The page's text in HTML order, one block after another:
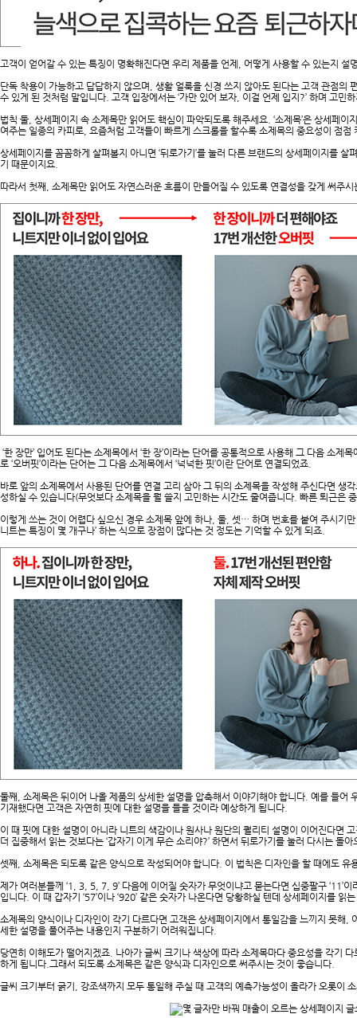
고객이 얻어갈 수 있는 특징이 명확해진다면 우리 제품을 언제, 어떻게 사용할 수 있는지 설
단독 착용이 가능하고 답답하지 않으며, 생활 얼룩을 신경 쓰지 않아도 된다는 고객 관점의
수 있게 된 것처럼 말입니다. 고객 입장에서는 ‘가만 있어 보자, 이걸 언제 입지?’ 하며 고민
법칙 둘, 상세페이지 속 소제목만 읽어도 핵심이 파악되도록 해주세요. ‘소제목’은 상세페
여주는 일종의 카피로, 요즘처럼 고객들이 빠르게 스크롤을 할수록 소제목의 중요성이 점점
상세페이지를 꼼꼼하게 살펴볼지 아니면 ‘뒤로가기’를 눌러 다른 브랜드의 상세페이지를
기 때문이지요.
따라서 첫째, 소제목만 읽어도 자연스러운 흐름이 만들어질 수 있도록 연결성을 갖게 써주
‘한 장만’ 입어도 된다는 소제목에서 ‘한 장’이라는 단어를 공통적으로 사용해 그 다음 소제
로 ‘오버핏’이라는 단어는 그 다음 소제목에서 ‘넉넉한 핏’이란 단어로 연결되었죠.
바로 앞의 소제목에서 사용된 단어를 연결 고리 삼아 그 뒤의 소제목을 작성해 주신다면 생
성하실 수 있습니다(무엇보다 소제목을 뭘 쓸지 고민하는 시간도 줄여줍니다. 빠른 퇴근은
이렇게 쓰는 것이 어렵다 싶으신 경우 소제목 앞에 하나, 둘, 셋… 하며 번호를 붙여 주시기
니트는 특징이 몇 개구나’ 하는 식으로 장점이 많다는 것 정도는 기억할 수 있게 되죠.
둘째, 소제목은 뒤이어 나올 제품의 상세한 설명을 압축해서 이야기해야 합니다. 예를 들어
기재했다면 고객은 자연히 핏에 대한 설명을 들을 것이라 예상하게 됩니다.
이 때 핏에 대한 설명이 아니라 니트의 색감이나 원사나 원단의 퀄리티 설명이 이어진다면
더 집중해서 읽는 것보다는 ‘갑자기 이게 무슨 소리야?’ 하면서 뒤로가기를 눌러 다시는 돌
셋째, 소제목은 되도록 같은 양식으로 작성되어야 합니다. 이 법칙은 디자인을 할 때에도 유
제가 여러분들께 ‘1, 3, 5, 7, 9’ 다음에 이어질 숫자가 무엇이냐고 묻는다면 십중팔구 ‘11’
입니다. 이 때 갑자기 ‘57’이나 ‘920’ 같은 숫자가 나온다면 당황하실 텐데 상세페이지를 읽
소제목의 양식이나 디자인이 각기 다르다면 고객은 상세페이지에서 통일감을 느끼지 못해,
세한 설명을 풀어주는 내용인지 구분하기 어려워집니다.
당연히 이해도가 떨어지겠죠. 나아가 글씨 크기나 색상에 따라 소제목마다 중요성을 각기
하게 됩니다.그래서 되도록 소제목은 같은 양식과 디자인으로 써주시는 것이 좋습니다.
글씨 크기부터 굵기, 강조색까지 모두 통일해 주실 때 고객의 예측가능성이 올라가 오롯이